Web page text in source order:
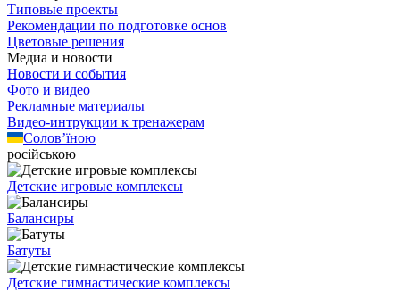
Типовые проекты
Рекомендации по подготовке основ
Цветовые решения
Медиа и новости
Новости и события
Фото и видео
Рекламные материалы
Видео-интрукции к тренажерам
Солов’їною
російською
Детские игровые комплексы
Балансиры
Батуты
Детские гимнастические комплексы